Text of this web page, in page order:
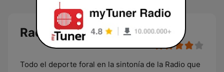
Radio Marca Navarra
Todo el deporte foral en la sintonía de la Radio que